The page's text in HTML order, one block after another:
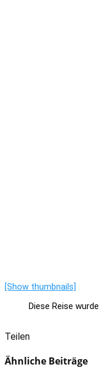
[Show thumbnails]
Diese Reise
Teilen
Ähnliche Beiträge